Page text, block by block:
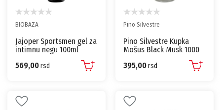
BIOBAZA
Jajoper Sportsmen gel za
intimnu negu 100ml
569,00rsd
Pino Silvestre
Pino Silvestre Kupka
Mošus Black Musk 1000
395,00rsd